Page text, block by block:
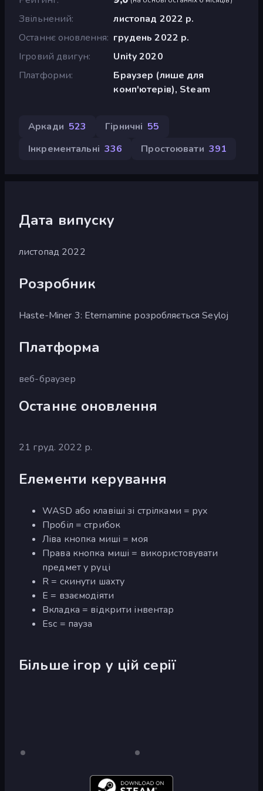
Звільнений
листопад 2022 р.
Останнє оновлення грудень 2022 р.
Ігровий двигун
Unity 2020
Платформи
Браузер (лише для
комп'ютерів), Steam
Аркади 523 Гірничні 55
Інкрементальні 336 Простоювати 391
Дата випуску
листопад 2022
Розробник
Haste-Miner 3: Eternamine розробляється Seyloj
Платформа
веб-браузер
Останнє оновлення
21 груд. 2022 р.
Елементи керування
WASD або клавіші зі стрілками = рух
Пробіл = стрибок
Ліва кнопка миші = моя
Права кнопка миші = використовувати
предмет у руці
R = скинути шахту
E = взаємодіяти
Вкладка = відкрити інвентар
Esc = пауза
Більше ігор у цій серії
Haste-
Лише
Haste-
Miner
2
Лише
стіл